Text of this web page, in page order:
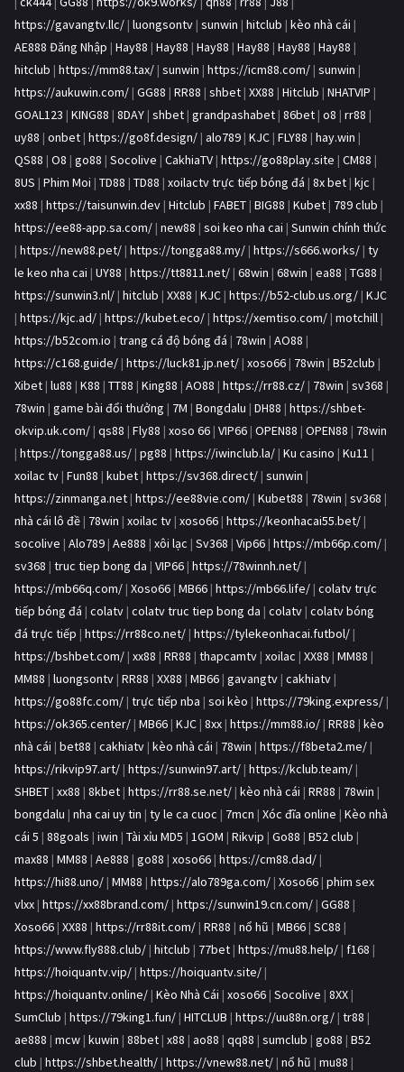
https://gavangtv.llc/ | luongsontv | sunwin | hitclub | kèo nhà cái |
AE888 Đăng Nhập | Hay88 | Hay88 | Hay88 | Hay88 | Hay88 | Hay88 |
hitclub | https://mm88.tax/ | sunwin | https://icm88.com/ | sunwin |
https://aukuwin.com/ | GG88 | RR88 | shbet | XX88 | Hitclub | NHATVIP |
GOAL123 | KING88 | 8DAY | shbet | grandpashabet | 86bet | o8 | rr88 |
uy88 | onbet | https://go8f.design/ | alo789 | KJC | FLY88 | hay.win |
QS88 | O8 | go88 | Socolive | CakhiaTV | https://go88play.site | CM88 |
8US | Phim Moi | TD88 | TD88 | xoilactv trực tiếp bóng đá | 8x bet | kjc |
xx88 | https://taisunwin.dev | Hitclub | FABET | BIG88 | Kubet | 789 club |
https://ee88-app.sa.com/ | new88 | soi keo nha cai | Sunwin chính thức
| https://new88.pet/ | https://tongga88.my/ | https://s666.works/ | ty
le keo nha cai | UY88 | https://tt8811.net/ | 68win | 68win | ea88 | TG88 |
https://sunwin3.nl/ | hitclub | XX88 | KJC | https://b52-club.us.org/ | KJC
| https://kjc.ad/ | https://kubet.eco/ | https://xemtiso.com/ | motchill |
https://b52com.io | trang cá độ bóng đá | 78win | AO88 |
https://c168.guide/ | https://luck81.jp.net/ | xoso66 | 78win | B52club |
Xibet | lu88 | K88 | TT88 | King88 | AO88 | https://rr88.cz/ | 78win | sv368 |
78win | game bài đổi thưởng | 7M | Bongdalu | DH88 | https://shbet-
okvip.uk.com/ | qs88 | Fly88 | xoso 66 | VIP66 | OPEN88 | OPEN88 | 78win
| https://tongga88.us/ | pg88 | https://iwinclub.la/ | Ku casino | Ku11 |
xoilac tv | Fun88 | kubet | https://sv368.direct/ | sunwin |
https://zinmanga.net | https://ee88vie.com/ | Kubet88 | 78win | sv368 |
nhà cái lô đề | 78win | xoilac tv | xoso66 | https://keonhacai55.bet/ |
socolive | Alo789 | Ae888 | xôi lạc | Sv368 | Vip66 | https://mb66p.com/ |
sv368 | truc tiep bong da | VIP66 | https://78winnh.net/ |
https://mb66q.com/ | Xoso66 | MB66 | https://mb66.life/ | colatv trực
tiếp bóng đá | colatv | colatv truc tiep bong da | colatv | colatv bóng
đá trực tiếp | https://rr88co.net/ | https://tylekeonhacai.futbol/ |
https://bshbet.com/ | xx88 | RR88 | thapcamtv | xoilac | XX88 | MM88 |
MM88 | luongsontv | RR88 | XX88 | MB66 | gavangtv | cakhiatv |
https://go88fc.com/ | trực tiếp nba | soi kèo | https://79king.express/ |
https://ok365.center/ | MB66 | KJC | 8xx | https://mm88.io/ | RR88 | kèo
nhà cái | bet88 | cakhiatv | kèo nhà cái | 78win | https://f8beta2.me/ |
https://rikvip97.art/ | https://sunwin97.art/ | https://kclub.team/ |
SHBET | xx88 | 8kbet | https://rr88.se.net/ | kèo nhà cái | RR88 | 78win |
bongdalu | nha cai uy tin | ty le ca cuoc | 7mcn | Xóc đĩa online | Kèo nhà
cái 5 | 88goals | iwin | Tài xỉu MD5 | 1GOM | Rikvip | Go88 | B52 club |
max88 | MM88 | Ae888 | go88 | xoso66 | https://cm88.dad/ |
https://hi88.uno/ | MM88 | https://alo789ga.com/ | Xoso66 | phim sex
vlxx | https://xx88brand.com/ | https://sunwin19.cn.com/ | GG88 |
Xoso66 | XX88 | https://rr88it.com/ | RR88 | nổ hũ | MB66 | SC88 |
https://www.fly888.club/ | hitclub | 77bet | https://mu88.help/ | f168 |
https://hoiquantv.vip/ | https://hoiquantv.site/ |
https://hoiquantv.online/ | Kèo Nhà Cái | xoso66 | Socolive | 8XX |
SumClub | https://79king1.fun/ | HITCLUB | https://uu88n.org/ | tr88 |
ae888 | mcw | kuwin | 88bet | x88 | ao88 | qq88 | sumclub | go88 | B52
club | https://shbet.health/ | https://vnew88.net/ | nổ hũ | mu88 |